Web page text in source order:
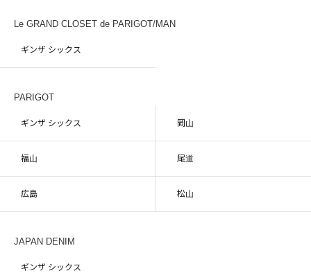
Le GRAND CLOSET de PARIGOT/MAN
ギンザ シックス
PARIGOT
ギンザ シックス 岡山
福山 尾道
広島 松山
JAPAN DENIM
ギンザ シックス